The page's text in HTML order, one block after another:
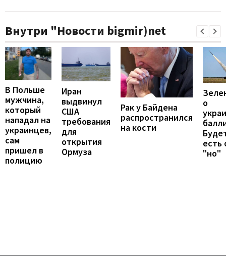
Внутри "Новости bigmir)net
В Польше
мужчина,
который
нападал на
украинцев,
сам
пришел в
полицию
Иран
выдвинул
США
требования
для
открытия
Ормуза
Рак у Байдена
распространился
на кости
о
есть
"но"